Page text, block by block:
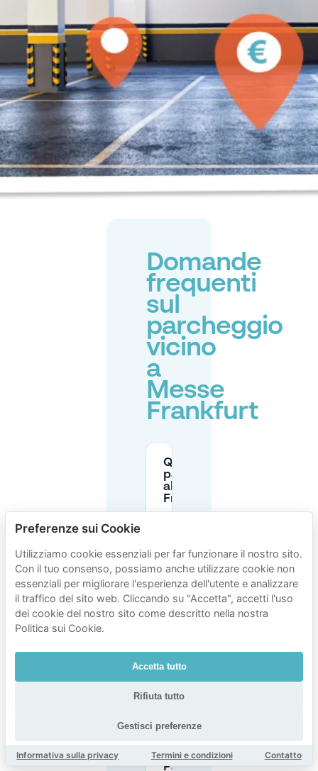
Domande
frequenti
sul
parcheggio
vicino
a
Messe
Frankfurt
Quanto costa
parcheggiare
alla Messe
Frankfurt?
parcheggiare
vicino alla
Festhalle
Messe
Frankfurt?
prenotare
online i
Frankfurt?
parcheggi
Park +
Preferenze sui Cookie
Utilizziamo cookie essenziali per far funzionare il nostro sito.
Con il tuo consenso, possiamo anche utilizzare cookie non
essenziali per migliorare l'esperienza dell'utente e analizzare
il traffico del sito web. Cliccando su "Accetta", accetti l'uso
dei cookie del nostro sito come descritto nella nostra
Politica sui Cookie.
Accetta tutto
Rifiuta tutto
Gestisci preferenze
Informativa sulla privacy Termini e condizioni Contatto